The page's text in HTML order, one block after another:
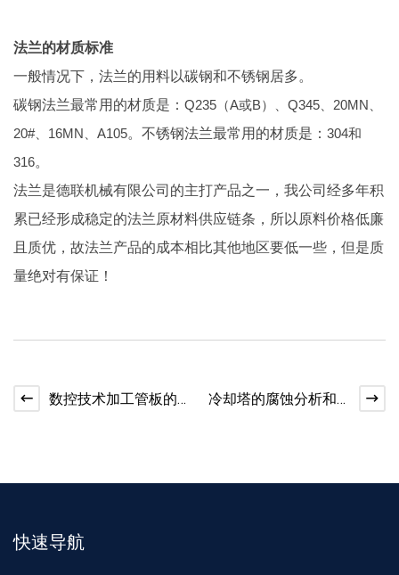
法兰的材质标准
一般情况下，法兰的用料以碳钢和不锈钢居多。
碳钢法兰最常用的材质是： Q235（A或B）、Q345、20MN、
20#、16MN、A105。不锈钢法兰最常用的材质是： 304和
316。
法兰是德联机械有限公司的主打产品之一，我公司经多年积
累已经形成稳定的法兰原材料供应链条，所以原料价格低廉
且质优，故法兰产品的成本相比其他地区要低一些，但是质
量绝对有保证！
数控技术加工管板的
冷却塔的腐蚀分析和
快速导航